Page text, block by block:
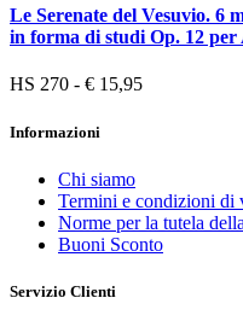
Le Serenate del Vesuvio. 6
in forma di studi Op. 12 per
HS 270 - € 15,95
Informazioni
Chi siamo
Termini e condizioni di
Norme per la tutela
Buoni Sconto
Servizio Clienti